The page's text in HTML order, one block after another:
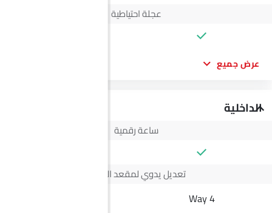
عجلة احتياطية
عرض جميع
الداخلية
ساعة رقمية
تعديل يدوي لمقعد السائق
4 Way